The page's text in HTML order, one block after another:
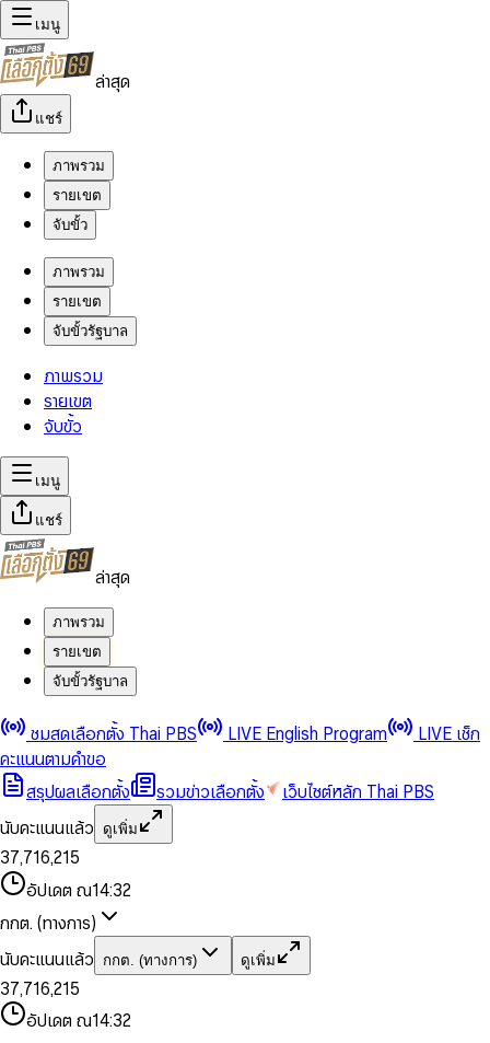
เมนู
ล่าสุด
แชร์
ภาพรวม
รายเขต
จับขั้ว
ภาพรวม
รายเขต
จับขั้วรัฐบาล
ภาพรวม
รายเขต
จับขั้ว
เมนู
แชร์
ล่าสุด
ภาพรวม
รายเขต
จับขั้วรัฐบาล
ชมสดเลือกตั้ง Thai PBS LIVE English Program
LIVE เช็ก
คะแนนตามคำขอ
สรุปผลเลือกตั้ง
รวมข่าวเลือกตั้ง
เว็บไซต์หลัก Thai PBS
นับคะแนนแล้ว
ดูเพิ่ม
0
1
2
3
4
5
6
8
9
0
1
2
3
4
5
6
7
8
9
,
0
1
2
4
6
7
8
9
0
1
2
3
4
5
6
7
8
9
0
1
3
5
6
7
8
9
,
1
2
4
5
7
8
9
0
1
3
4
6
7
8
9
0
2
3
4
5
7
8
อัปเดต ณ14:32
กกต. (ทางการ)
นับคะแนนแล้ว
กกต. (ทางการ) ดูเพิ่ม
0
1
2
3
4
5
0
1
2
4
5
6
7
8
9
,
0
1
2
4
6
7
8
9
0
1
2
3
0
1
3
5
6
7
8
,
1
2
4
0
1
3
0
2
3
4
5
7
อัปเดต ณ14:32